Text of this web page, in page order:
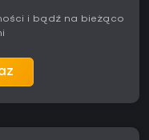
i bądź na bieżąco